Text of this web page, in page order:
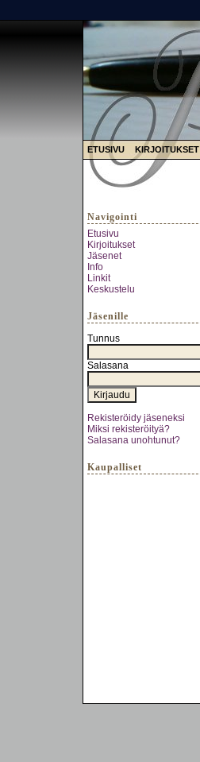
ETUSIVU KIRJOITUKSET
Navigointi
Etusivu
Kirjoitukset
Jäsenet
Info
Linkit
Keskustelu
Jäsenille
Tunnus
Salasana
Rekisteröidy jäseneksi
Miksi rekisteröityä?
Salasana unohtunut?
Kaupalliset